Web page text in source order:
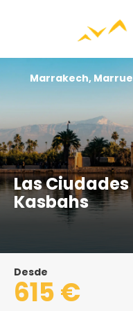
Las
Kasbahs
Marrakech,
Desde
615 €